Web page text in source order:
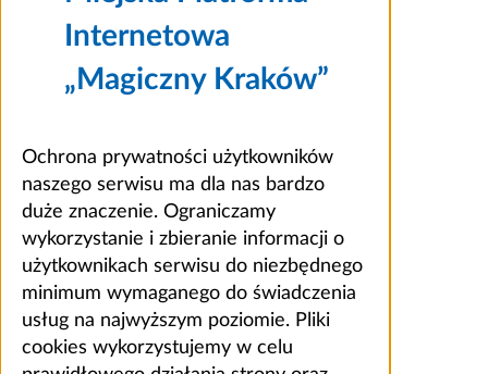
Internetowa
„Magiczny Kraków”
Ochrona prywatności użytkowników
naszego serwisu ma dla nas bardzo
duże znaczenie. Ograniczamy
wykorzystanie i zbieranie informacji o
użytkownikach serwisu do niezbędnego
minimum wymaganego do świadczenia
usług na najwyższym poziomie. Pliki
cookies wykorzystujemy w celu